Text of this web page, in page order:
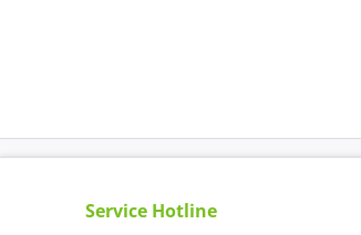
Service Hotline